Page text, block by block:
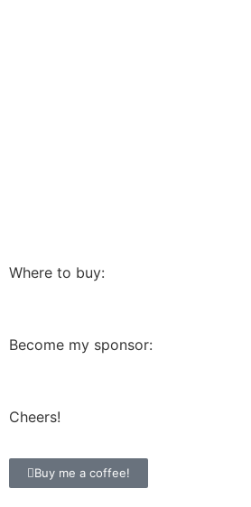
Where to buy:
Become my sponsor:
Cheers!
Buy me a coffee!